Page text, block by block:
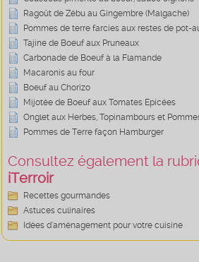
Ragoût de Zébu au Gingembre (Malgache)
Pommes de terre farcies aux restes de pot-
Tajine de Boeuf aux Pruneaux
Carbonade de Boeuf à la Flamande
Macaronis au four
Boeuf au Chorizo
Mijotée de Boeuf aux Tomates Epicées
Onglet aux Herbes, Topinambours et
Pommes de Terre façon Hamburger
Consultez également la
iTerroir
Recettes gourmandes
Astuces culinaires
Idées d’aménagement pour votre cuisine